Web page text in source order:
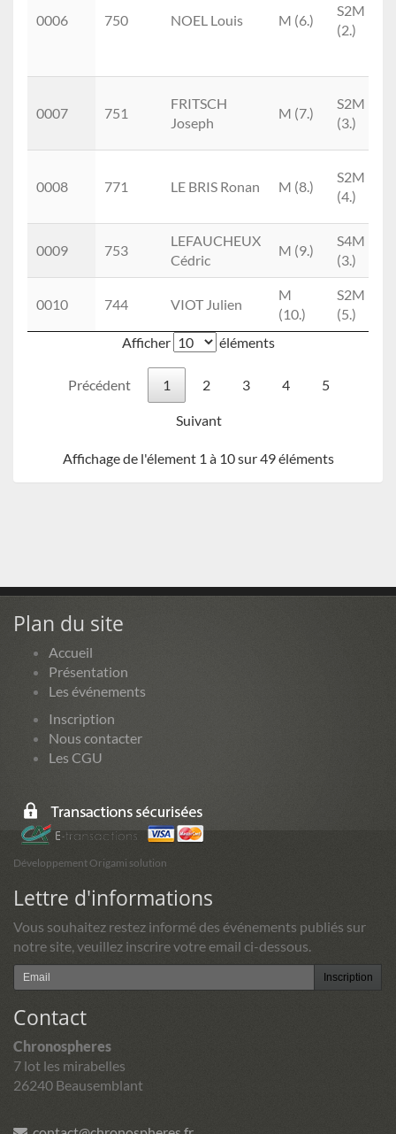
0006 750 NOEL Louis M (6.)
S2M
(2.)
0007 751
FRITSCH
Joseph
M (7.)
S2M
(3.)
0008 771 LE BRIS Ronan M (8.)
S2M
(4.)
0009 753
LEFAUCHEUX
Cédric
M (9.)
S4M
(3.)
0010 744 VIOT Julien
M
(10.)
S2M
(5.)
Afficher
éléments
Précédent 1 2 3 4 5
Suivant
Affichage de l'élement 1 à 10 sur 49 éléments
Plan du site
Accueil
Présentation
Les événements
Inscription
Nous contacter
Les CGU
Développement Origami solution
Lettre d'informations
Vous souhaitez restez informé des événements publiés sur
notre site, veuillez inscrire votre email ci-dessous.
Inscription
Contact
Chronospheres
7 lot les mirabelles
26240 Beausemblant